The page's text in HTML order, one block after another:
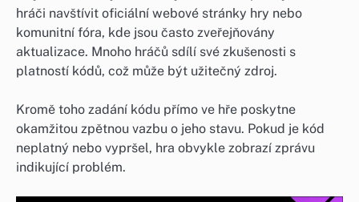
hráči navštívit oficiální webové stránky hry nebo
komunitní fóra, kde jsou často zveřejňovány
aktualizace. Mnoho hráčů sdílí své zkušenosti s
platností kódů, což může být užitečný zdroj.
Kromě toho zadání kódu přímo ve hře poskytne
okamžitou zpětnou vazbu o jeho stavu. Pokud je kód
neplatný nebo vypršel, hra obvykle zobrazí zprávu
indikující problém.